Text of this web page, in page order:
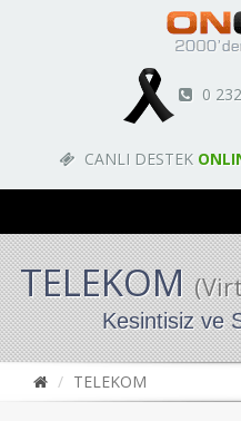
0
CANLI DESTEK
TELEKOM
Kesintisiz ve
TELEKOM